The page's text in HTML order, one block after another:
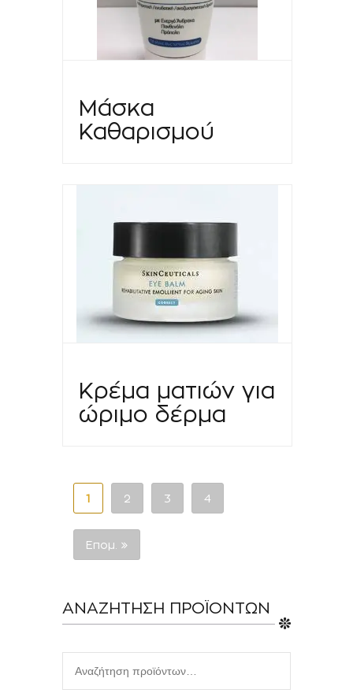
Μάσκα
Καθαρισμού
Κρέμα ματιών για
ώριμο δέρμα
1 2 3 4
Επομ.
ΑΝΑΖΗΤΗΣΗ ΠΡΟΪΟΝΤΩΝ